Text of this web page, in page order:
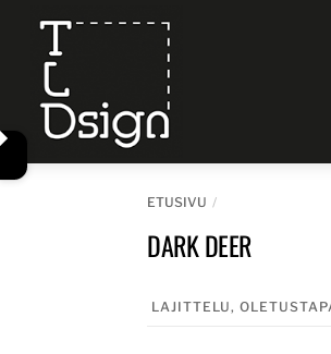
content
ETUSIVU
DARK DEER